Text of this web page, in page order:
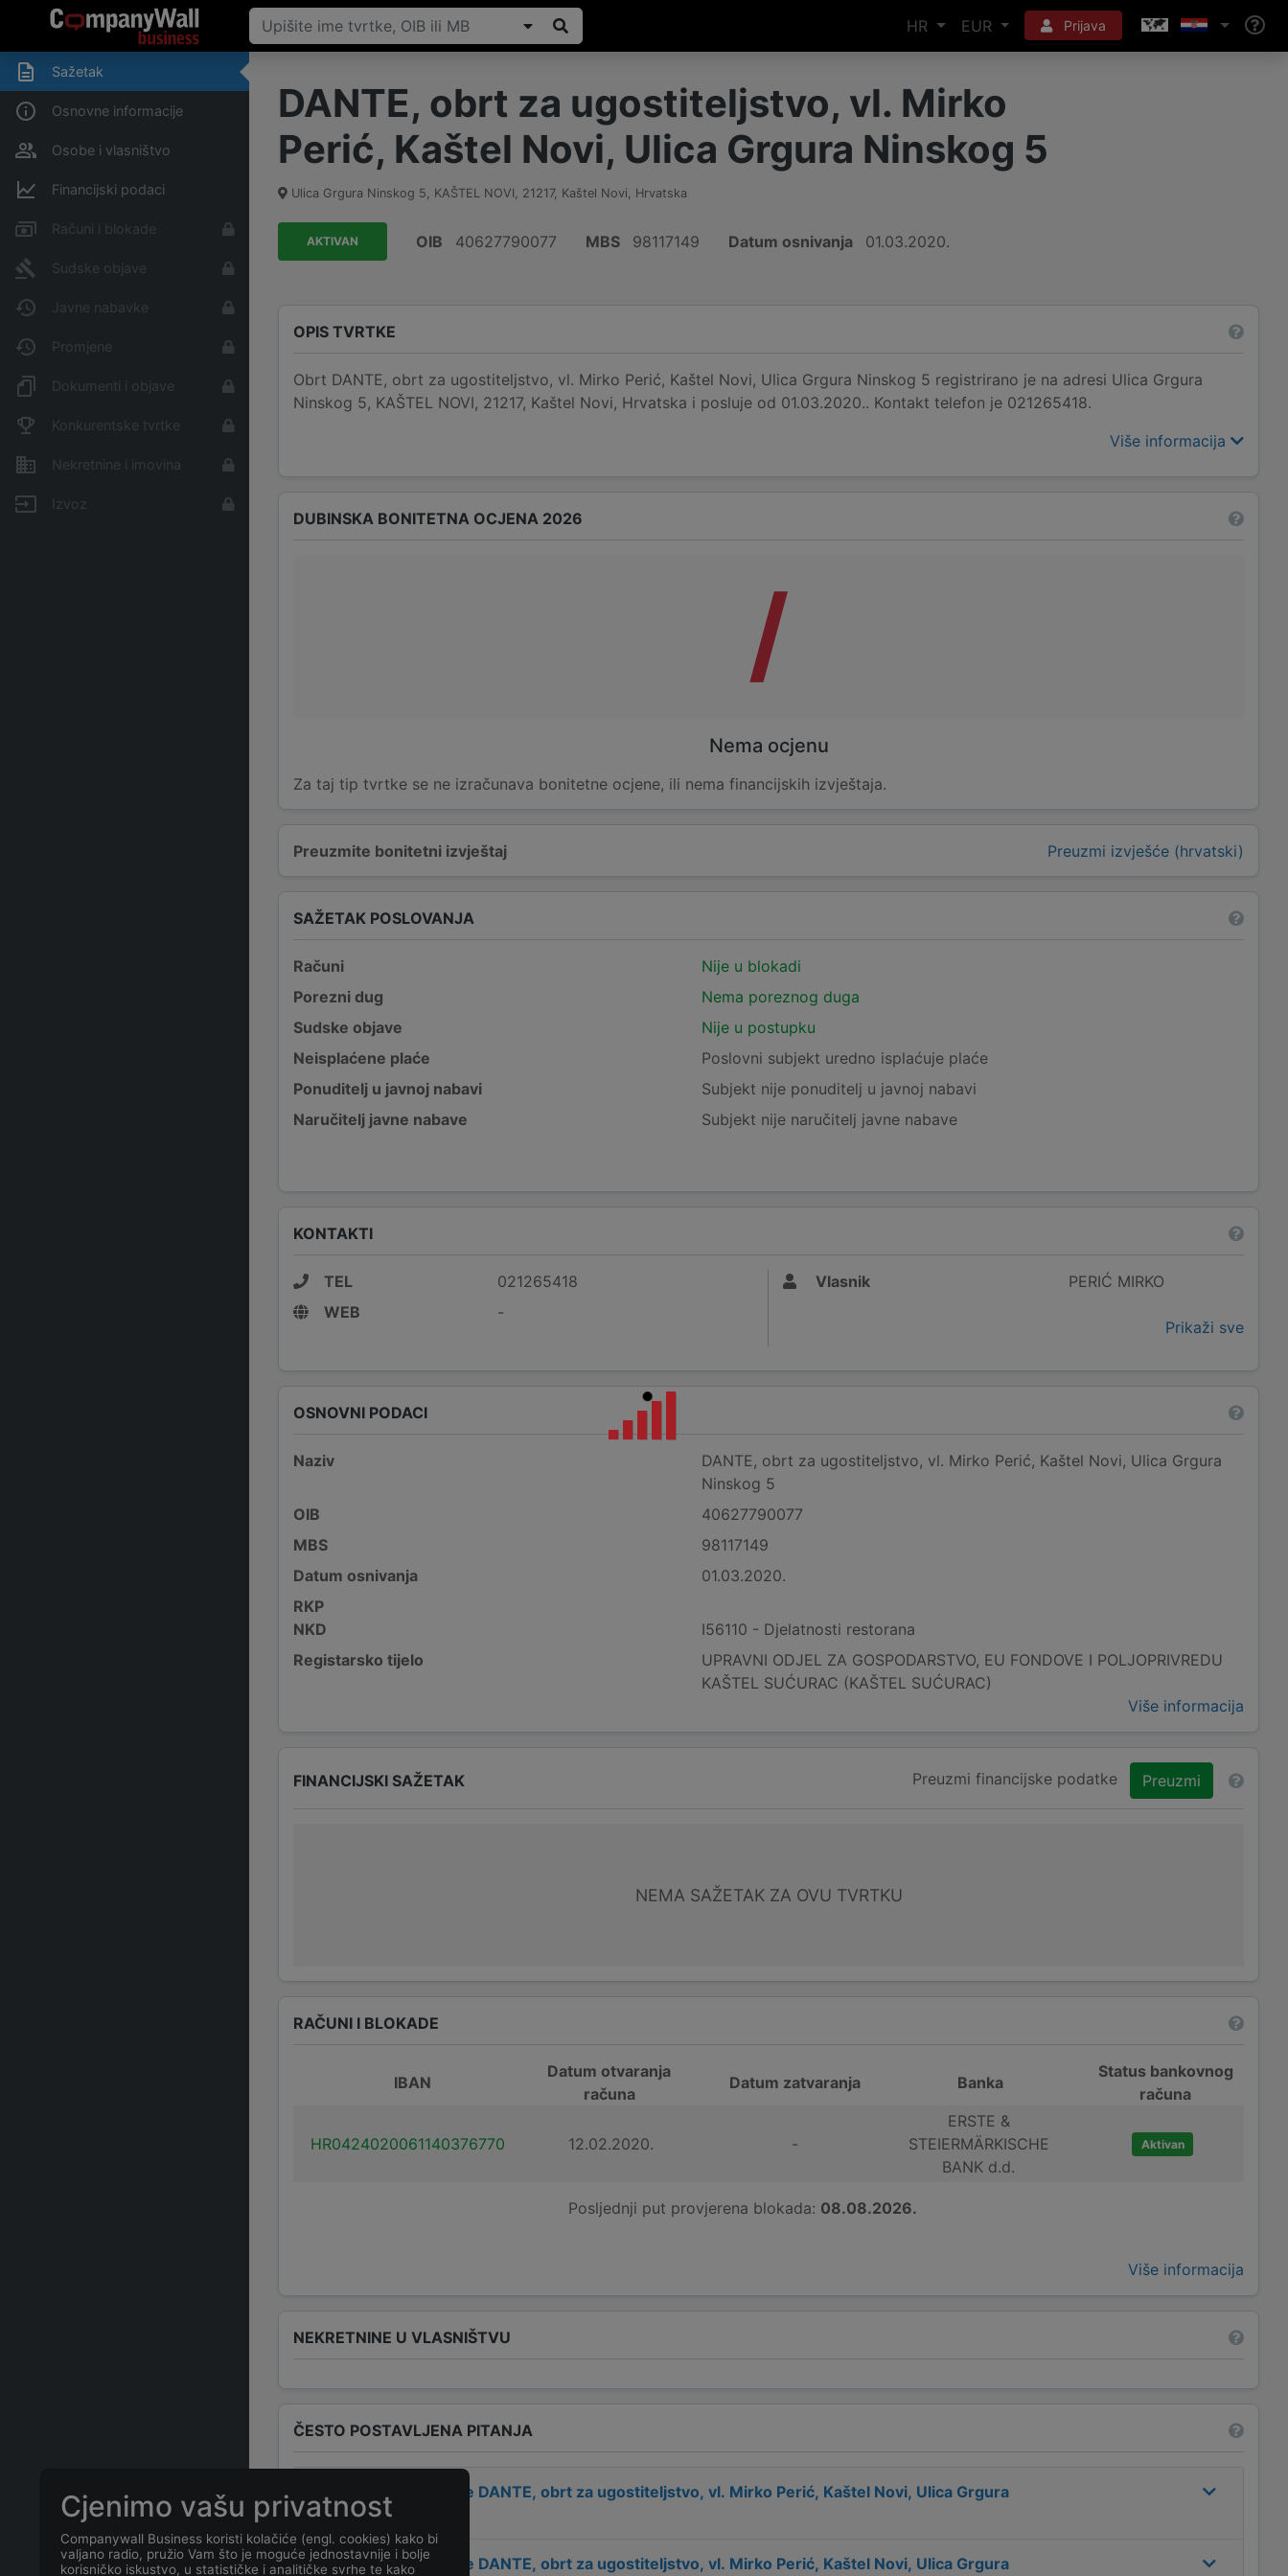
HR EUR Prijava
Sažetak
Osnovne informacije
Osobe i vlasništvo
Financijski podaci
Računi i blokade
Sudske objave
Javne nabavke
Promjene
Dokumenti i objave
Konkurentske tvrtke
Nekretnine i imovina
Izvoz
DANTE, obrt za ugostiteljstvo, vl. Mirko
Perić, Kaštel Novi, Ulica Grgura Ninskog 5
Ulica Grgura Ninskog 5, KAŠTEL NOVI, 21217, Kaštel Novi, Hrvatska
AKTIVAN OIB 40627790077 MBS 98117149 Datum osnivanja 01.03.2020.
OPIS TVRTKE
Obrt DANTE, obrt za ugostiteljstvo, vl. Mirko Perić, Kaštel Novi, Ulica Grgura Ninskog 5 registrirano je na adresi Ulica Grgura
Ninskog 5, KAŠTEL NOVI, 21217, Kaštel Novi, Hrvatska i posluje od 01.03.2020.. Kontakt telefon je 021265418.
Više informacija
Preuzmite bonitetni izvještaj Preuzmi izvješće (hrvatski)
DUBINSKA BONITETNA OCJENA 2026
/
Nema ocjenu
Za taj tip tvrtke se ne izračunava bonitetne ocjene, ili nema financijskih izvještaja.
SAŽETAK POSLOVANJA
Računi
Nije u blokadi
Porezni dug
Nema poreznog duga
Sudske objave
Nije u postupku
Neisplaćene plaće
Poslovni subjekt uredno isplaćuje plaće
Ponuditelj u javnoj nabavi
Subjekt nije ponuditelj u javnoj nabavi
Naručitelj javne nabave
Subjekt nije naručitelj javne nabave
KONTAKTI
TEL
021265418
WEB
-
Vlasnik PERIĆ MIRKO
Prikaži sve
OSNOVNI PODACI
Naziv
DANTE, obrt za ugostiteljstvo, vl. Mirko Perić, Kaštel Novi, Ulica Grgura
Ninskog 5
OIB
40627790077
MBS
98117149
Datum osnivanja
01.03.2020.
RKP
NKD
I56110 - Djelatnosti restorana
Registarsko tijelo
UPRAVNI ODJEL ZA GOSPODARSTVO, EU FONDOVE I POLJOPRIVREDU
KAŠTEL SUĆURAC (KAŠTEL SUĆURAC)
Više informacija
FINANCIJSKI SAŽETAK Preuzmi financijske podatke Preuzmi
NEMA SAŽETAK ZA OVU TVRTKU
RAČUNI I BLOKADE
IBAN
Datum otvaranja
računa
Datum zatvaranja Banka
Status bankovnog
računa
HR0424020061140376770 12.02.2020. -
ERSTE &
STEIERMÄRKISCHE
BANK d.d.
Aktivan
Posljednji put provjerena blokada: 08.08.2026.
Više informacija
NEKRETNINE U VLASNIŠTVU
ČESTO POSTAVLJENA PITANJA
Koja je adresa tvrtke DANTE, obrt za ugostiteljstvo, vl. Mirko Perić, Kaštel Novi, Ulica Grgura
Ninskog 5
Koji je kontakt tvrtke DANTE, obrt za ugostiteljstvo, vl. Mirko Perić, Kaštel Novi, Ulica Grgura
Cjenimo vašu privatnost
Companywall Business koristi kolačiće (engl. cookies) kako bi
valjano radio, pružio Vam što je moguće jednostavnije i bolje
korisničko iskustvo, u statističke i analitičke svrhe te kako